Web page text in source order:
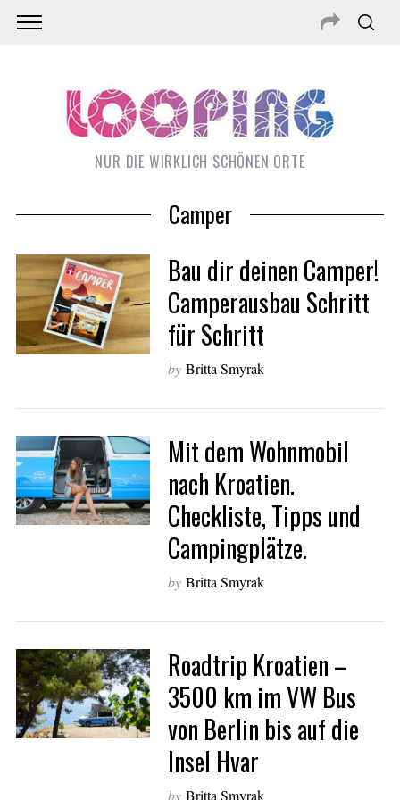
NUR DIE WIRKLICH SCHÖNEN ORTE
Camper
Bau dir deinen Camper!
Camperausbau Schritt
für Schritt
by Britta Smyrak
Mit dem Wohnmobil
nach Kroatien.
Checkliste, Tipps und
Campingplätze.
by Britta Smyrak
Roadtrip Kroatien –
3500 km im VW Bus
von Berlin bis auf die
Insel Hvar
by Britta Smyrak
S
e
a
r
: